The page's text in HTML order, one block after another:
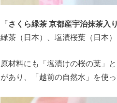
『さくら緑茶 京都産宇治抹茶入り
緑茶（日本）、塩漬桜葉（日本
原材料にも「塩漬けの桜の葉」
があり、「越前の自然水」を使っ